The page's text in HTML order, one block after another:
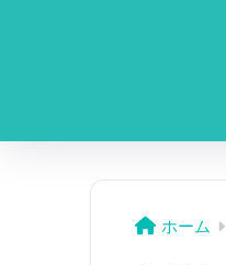
ホーム